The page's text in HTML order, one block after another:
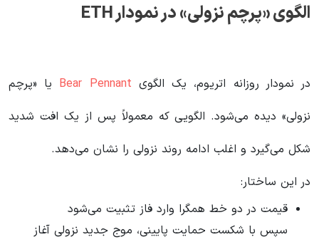
الگوی «پرچم نزولی» در نمودارETH
در نمودار روزانه اتریوم، یک الگوی Bear Pennant یا «پرچم
نزولی» دیده می‌شود. الگویی که معمولاً پس از یک افت شدید
شکل می‌گیرد و اغلب ادامه روند نزولی را نشان می‌دهد.
در این ساختار:
قیمت در دو خط همگرا وارد فاز تثبیت می‌شود
سپس با شکست حمایت پایینی، موج جدید نزولی آغاز